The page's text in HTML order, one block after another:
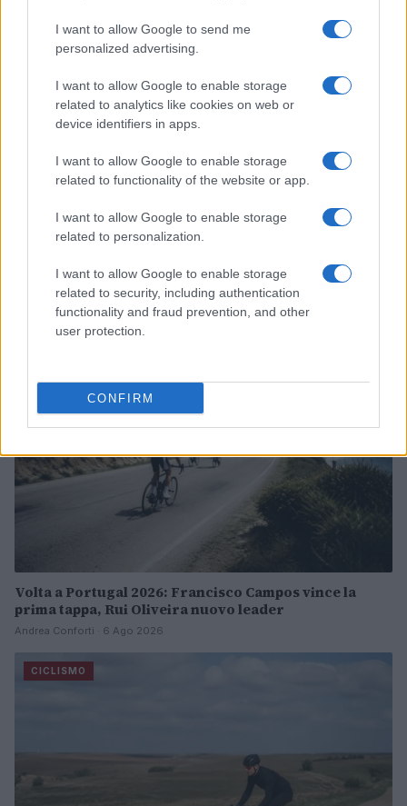
I want to allow Google to send me
personalized advertising.
I want to allow Google to enable storage
related to analytics like cookies on web or
device identifiers in apps.
I want to allow Google to enable storage
related to functionality of the website or app.
I want to allow Google to enable storage
related to personalization.
I want to allow Google to enable storage
related to security, including authentication
functionality and fraud prevention, and other
user protection.
CONFIRM
Scarpe da ciclismo Ekoï in carbonio: prestazioni e
comfort per ogni ciclista
Francesca Lombardi · 7 Ago 2026
CICLISMO
Volta a Portugal 2026: Francisco Campos vince la
prima tappa, Rui Oliveira nuovo leader
Andrea Conforti · 6 Ago 2026
CICLISMO